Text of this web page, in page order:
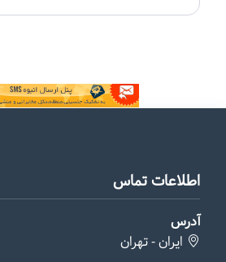
اطلاعات تماس
آدرس
ایران - تهران